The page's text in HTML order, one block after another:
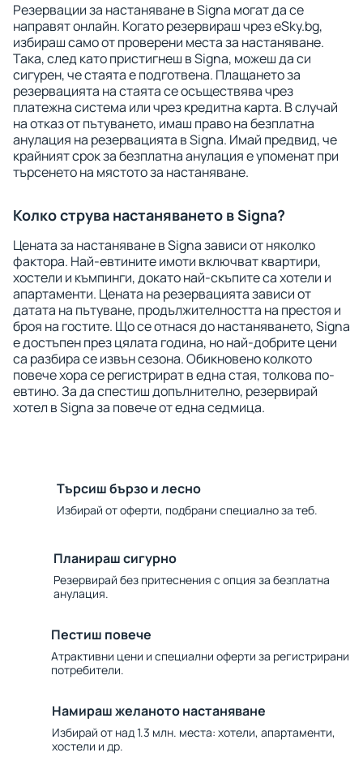
Резервации за настаняване в Signa могат да се
направят онлайн. Когато резервираш чрез eSky.bg,
избираш само от проверени места за настаняване.
Така, след като пристигнеш в Signa, можеш да си
сигурен, че стаята е подготвена. Плащането за
резервацията на стаята се осъществява чрез
платежна система или чрез кредитна карта. В случай
на отказ от пътуването, имаш право на безплатна
анулация на резервацията в Signa. Имай предвид, че
крайният срок за безплатна анулация е упоменат при
търсенето на мястото за настаняване.
Колко струва настаняването в Signa?
Цената за настаняване в Signa зависи от няколко
фактора. Най-евтините имоти включват квартири,
хостели и къмпинги, докато най-скъпите са хотели и
апартаменти. Цената на резервацията зависи от
датата на пътуване, продължителността на престоя и
броя на гостите. Що се отнася до настаняването, Signa
е достъпен през цялата година, но най-добрите цени
са разбира се извън сезона. Обикновено колкото
повече хора се регистрират в една стая, толкова по-
евтино. За да спестиш допълнително, резервирай
хотел в Signa за повече от една седмица.
Търсиш бързо и лесно
Избирай от оферти, подбрани специално за теб.
Планираш сигурно
Резервирай без притеснения с опция за безплатна
анулация.
Пестиш повече
Атрактивни цени и специални оферти за регистрирани
потребители.
Намираш желаното настаняване
Избирай от над 1.3 млн. места: хотели, апартаменти,
хостели и др.